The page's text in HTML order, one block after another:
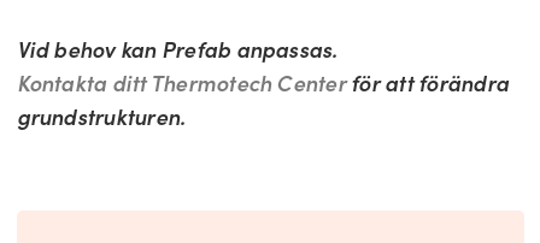
Vid behov kan Prefab anpassas.
Kontakta ditt Thermotech Centerför att förändra
grundstrukturen.